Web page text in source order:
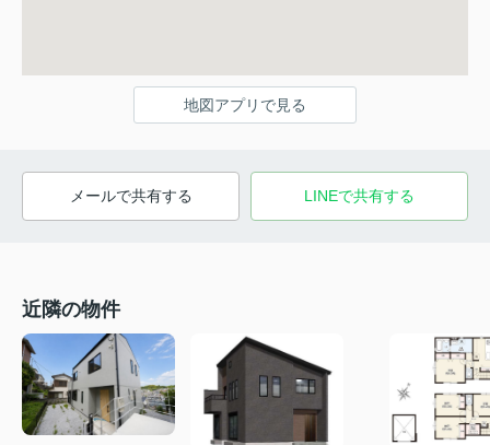
地図アプリで見る
メールで共有する LINEで共有する
近隣の物件